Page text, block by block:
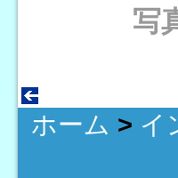
写
ホーム > イ